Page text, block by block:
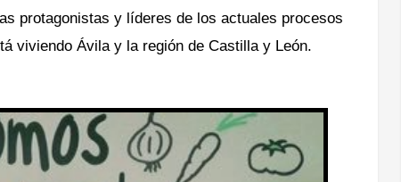
protagonistas y líderes de los actuales procesos
viviendo Ávila y la región de Castilla y León.